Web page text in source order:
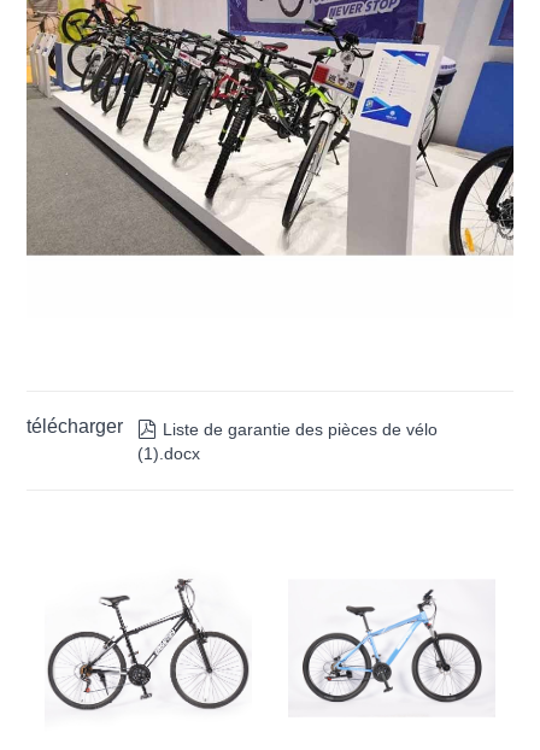
télécharger  Liste de garantie des pièces de vélo
(1).docx